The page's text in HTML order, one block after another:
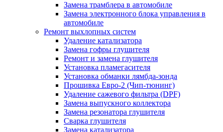
Замена трамблера в автомобиле
Замена электронного блока управления в
автомобиле
Ремонт выхлопных систем
Удаление катализатора
Замена гофры глушителя
Ремонт и замена глушителя
Установка пламегасителя
Установка обманки лямбда-зонда
Прошивка Евро-2 (Чип-тюнинг)
Удаление сажевого фильтра (DPF)
Замена выпускного коллектора
Замена резонатора глушителя
Сварка глушителя
Замена катализатора